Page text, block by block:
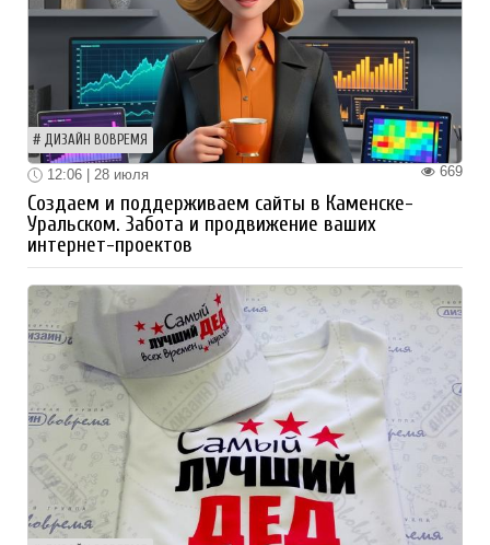
ДИЗАЙН ВОВРЕМЯ
669
12:06 | 28 июля
Создаем и поддерживаем сайты в Каменске-
Уральском. Забота и продвижение ваших
интернет-проектов